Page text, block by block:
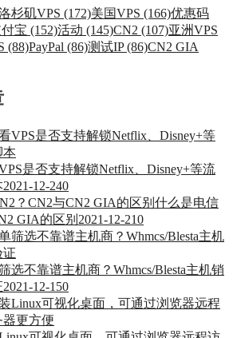
杉矶VPS (172)美国VPS (166)优惠码
宝 (152)活动 (145)CN2 (107)亚洲VPS
(88)PayPal (86)测试IP (86)CN2 GIA
是否支持解锁Netflix、Disney+等流
2021-12-240
什么是电信
GIA的区别 2021-12-210
选不靠谱主机商？Whmcs/Blesta主机销
2021-12-150